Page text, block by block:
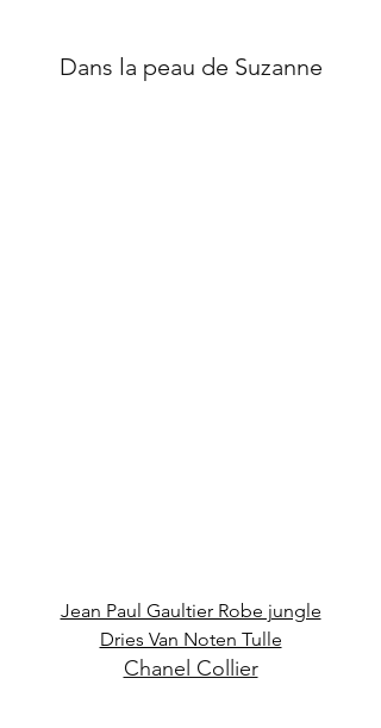
Dans la peau de Suzanne
Jean Paul Gaultier Robe jungle
Dries Van Noten Tulle
Chanel Collier